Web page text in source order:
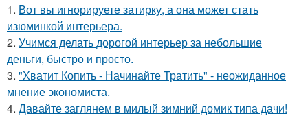
1. Вот вы игнорируете затирку, а она может стать
изюминкой интерьера.
2. Учимся делать дорогой интерьер за небольшие
деньги, быстро и просто.
3. "Хватит Копить - Начинайте Тратить" - неожиданное
мнение экономиста.
4. Давайте заглянем в милый зимний домик типа дачи!